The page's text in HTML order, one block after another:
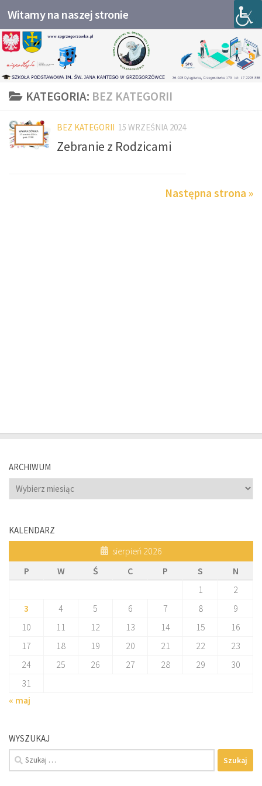
Przejdź do treści
Witamy na naszej stronie
KATEGORIA: BEZ KATEGORII
BEZ KATEGORII 15 WRZEŚNIA 2024
Zebranie z Rodzicami
Następna strona »
ARCHIWUM
Archiwum
KALENDARZ
sierpień 2026
P
W Ś C P S
N
1
2
3
4 5 6 7 8
9
10
11 12 13 14 15
16
17
18 19 20 21 22
23
24
25 26 27 28 29
30
31
« maj
WYSZUKAJ
Szukaj: